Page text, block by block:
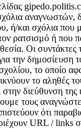
αναγνωστών,
ή/και σχόλια που
ρατσισμό ή που
Οι
την δημοσίευση
το οποίο
το αληθές
διεύθυνση της
τους
ότι
URL / links